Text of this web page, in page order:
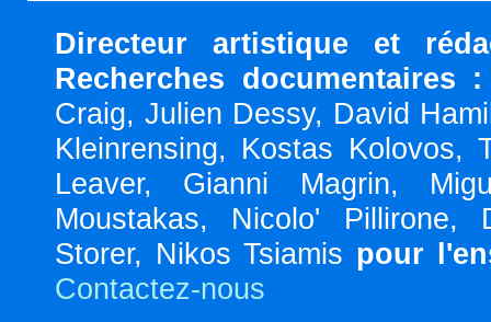
Directeur artistique et
Recherches documentaires :
Craig, Julien Dessy, David
Kleinrensing, Kostas Kolovos,
Leaver, Gianni Magrin,
Moustakas, Nicolo' Pillirone,
Storer, Nikos Tsiamis pour
Contactez-nous